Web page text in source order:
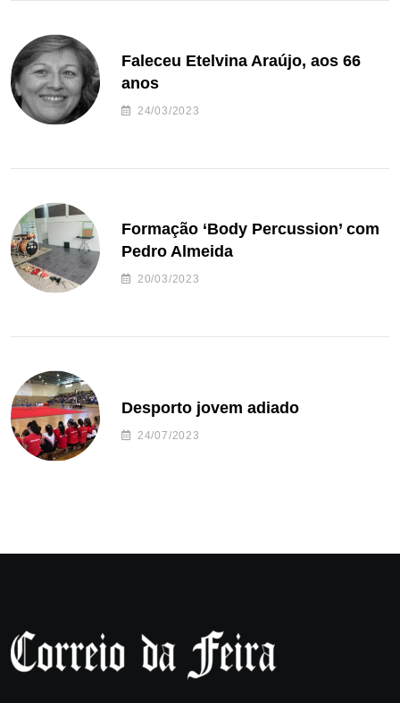
Faleceu Etelvina Araújo, aos 66
anos
24/03/2023
Formação ‘Body Percussion’ com
Pedro Almeida
20/03/2023
Desporto jovem adiado
24/07/2023